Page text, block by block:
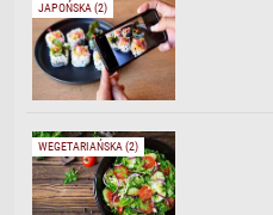
JAPOŃSKA (2)
WEGETARIAŃSKA (2)